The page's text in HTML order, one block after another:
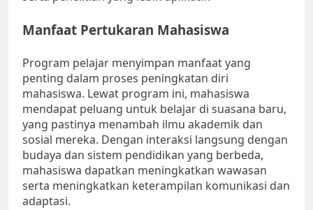
Manfaat Pertukaran Mahasiswa
Program pelajar menyimpan manfaat yang
penting dalam proses peningkatan diri
mahasiswa. Lewat program ini, mahasiswa
mendapat peluang untuk belajar di suasana baru,
yang pastinya menambah ilmu akademik dan
sosial mereka. Dengan interaksi langsung dengan
budaya dan sistem pendidikan yang berbeda,
mahasiswa dapatkan meningkatkan wawasan
serta meningkatkan keterampilan komunikasi dan
adaptasi.